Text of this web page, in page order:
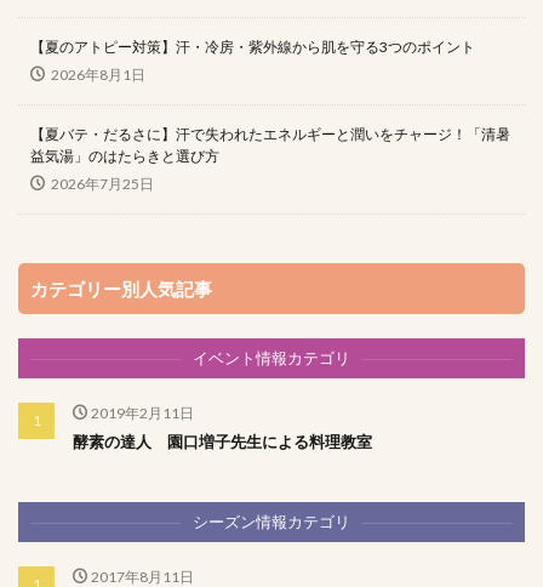
【夏のアトピー対策】汗・冷房・紫外線から肌を守る3つのポイント
2026年8月1日
【夏バテ・だるさに】汗で失われたエネルギーと潤いをチャージ！「清暑
益気湯」のはたらきと選び方
2026年7月25日
カテゴリー別人気記事
イベント情報カテゴリ
2019年2月11日
酵素の達人 園口増子先生による料理教室
シーズン情報カテゴリ
2017年8月11日